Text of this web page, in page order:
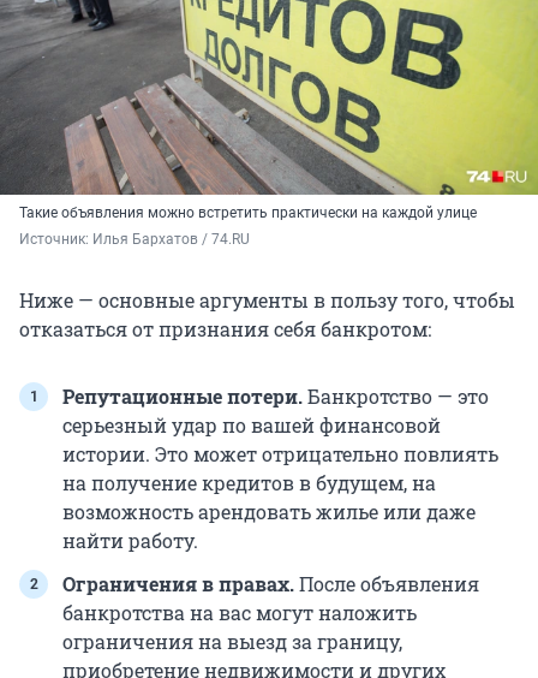
Такие объявления можно встретить практически на каждой улице
Источник: Илья Бархатов / 74.RU
Ниже — основные аргументы в пользу того, чтобы
отказаться от признания себя банкротом:
Репутационные потери.Банкротство — это
серьезный удар по вашей финансовой
истории. Это может отрицательно повлиять
на получение кредитов в будущем, на
возможность арендовать жилье или даже
найти работу.
Ограничения в правах.После объявления
банкротства на вас могут наложить
ограничения на выезд за границу,
приобретение недвижимости и других